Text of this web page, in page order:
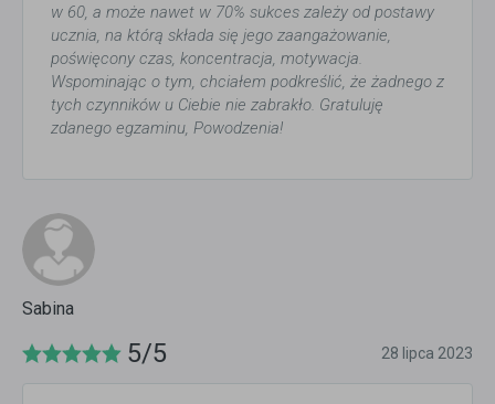
w 60, a może nawet w 70% sukces zależy od postawy
ucznia, na którą składa się jego zaangażowanie,
poświęcony czas, koncentracja, motywacja.
Wspominając o tym, chciałem podkreślić, że żadnego z
tych czynników u Ciebie nie zabrakło. Gratuluję
zdanego egzaminu, Powodzenia!
Sabina
5/5 28 lipca 2023